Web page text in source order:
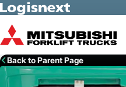
Skip to Main Content
Back to Parent Page